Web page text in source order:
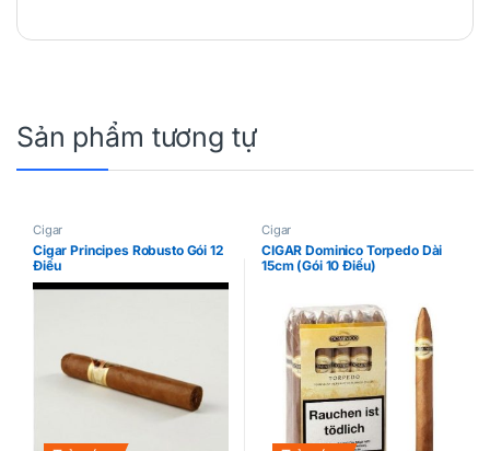
Sản phẩm tương tự
Cigar
Cigar Principes Robusto Gói 12
Điếu
Cigar
CIGAR Dominico Torpedo Dài
15cm (Gói 10 Điếu)